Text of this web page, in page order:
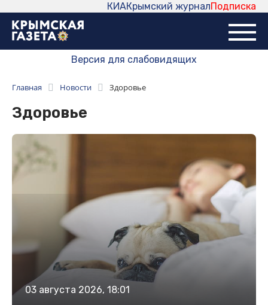
Подписка
Крымский журнал
КИА
Версия для слабовидящих
Главная Новости Здоровье
Здоровье
03 августа 2026, 18:01